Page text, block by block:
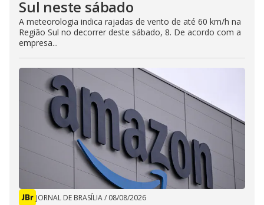
Sul neste sábado
A meteorologia indica rajadas de vento de até 60 km/h na
Região Sul no decorrer deste sábado, 8. De acordo com a
empresa...
JORNAL DE BRASÍLIA/ 08/08/2026